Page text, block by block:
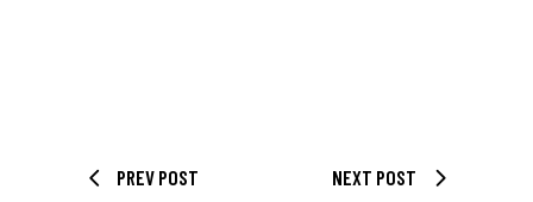
PREV POST NEXT POST